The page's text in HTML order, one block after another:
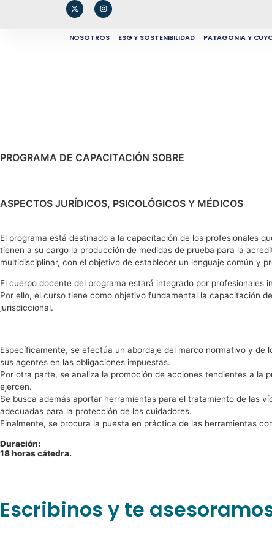
NOSOTROS ESG Y SOSTENIBILIDAD PATAGONIA Y
PROGRAMA DE CAPACITACIÓN SOBRE
ASPECTOS JURÍDICOS, PSICOLÓGICOS Y MÉDICOS
El programa está destinado a la capacitación de los profesionales
tienen a su cargo la producción de medidas de prueba para la
multidisciplinar, con el objetivo de establecer un lenguaje común y
El cuerpo docente del programa estará integrado por profesionales
Por ello, el curso tiene como objetivo fundamental la capacitación
jurisdiccional.
Específicamente, se efectúa un abordaje del marco normativo y
sus agentes en las obligaciones impuestas.
Por otra parte, se analiza la promoción de acciones tendientes a la
ejercen.
Se busca además aportar herramientas para el tratamiento de las
adecuadas para la protección de los cuidadores.
Finalmente, se procura la puesta en práctica de las herramientas
Duración:
18 horas cátedra.
Escribinos y te